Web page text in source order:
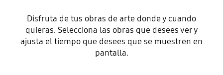
Disfruta de tus obras de arte donde y cuando
quieras. Selecciona las obras que desees ver y
ajusta el tiempo que desees que se muestren en
pantalla.